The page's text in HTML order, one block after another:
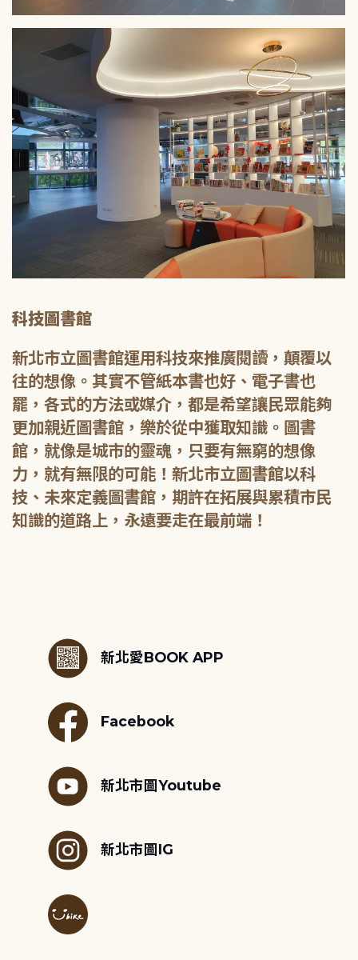
科技圖書館
新北市立圖書館運用科技來推廣閱讀，顛覆以
往的想像。其實不管紙本書也好、電子書也
罷，各式的方法或媒介，都是希望讓民眾能夠
更加親近圖書館，樂於從中獲取知識。圖書
館，就像是城市的靈魂，只要有無窮的想像
力，就有無限的可能！新北市立圖書館以科
技、未來定義圖書館，期許在拓展與累積市民
知識的道路上，永遠要走在最前端！
新北愛BOOK APP
Facebook
新北市圖Youtube
新北市圖IG